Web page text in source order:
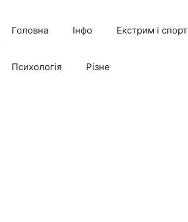
Головна Інфо Екстрим і спорт
Психологія Різне